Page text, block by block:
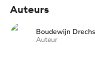
Auteurs
Boudewijn
Auteur